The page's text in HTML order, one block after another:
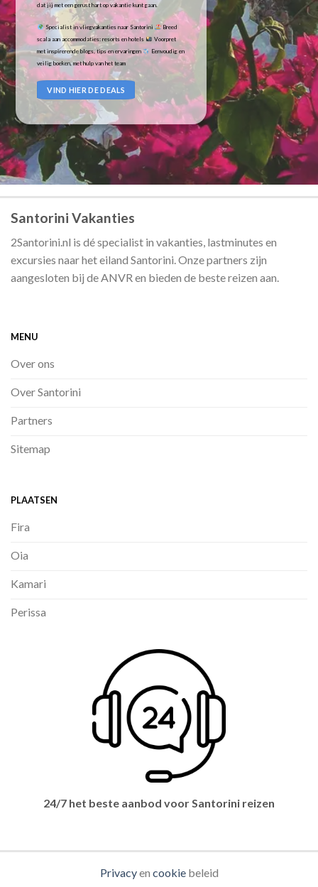
dat jij met een gerust hart op vakantie kunt gaan.
Specialist in vliegvakanties naar Santorini
Breed
scala aan accommodaties: resorts en hotels
Voorpret
met inspirerende blogs, tips en ervaringen
Eenvoudig en
veilig boeken, met hulp van het team
VIND HIER DE DEALS
Santorini Vakanties
2Santorini.nl is dé specialist in vakanties, lastminutes en
excursies naar het eiland Santorini. Onze partners zijn
aangesloten bij de ANVR en bieden de beste reizen aan.
MENU
Over ons
Over Santorini
Partners
Sitemap
PLAATSEN
Fira
Oia
Kamari
Perissa
24/7 het beste aanbod voor Santorini reizen
Privacyen cookiebeleid